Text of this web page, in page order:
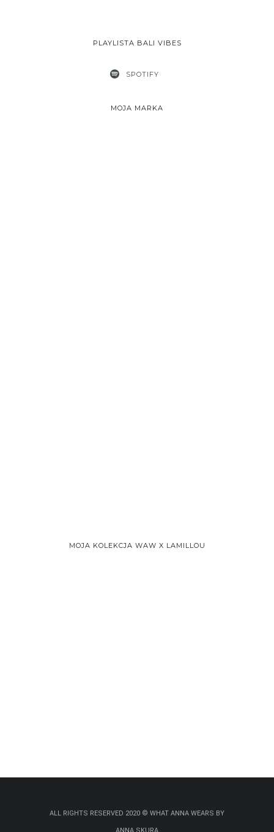
PLAYLISTA BALI VIBES
SPOTIFY
MOJA MARKA
MOJA KOLEKCJA WAW X LAMILLOU
ALL RIGHTS RESERVED 2020 © WHAT ANNA WEARS BY